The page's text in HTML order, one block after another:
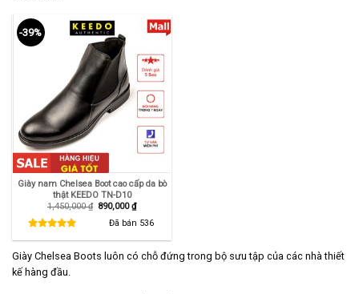
-39%
Giày nam Chelsea Boot cao cấp da bò
thật KEEDO TN-D10
1,450,000₫ Giá
890,000₫Giá
hiện
tại
Đã bán 536
Giày Chelsea Boots luôn có chỗ đứng trong bộ sưu tập của các nhà thiết
kế hàng đầu.